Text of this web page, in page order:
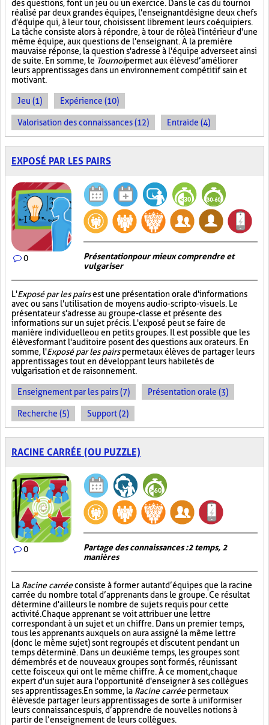
des questions, font un jeu ou un exercice. Dans le cas du tournoi
réalisé par deux grandes équipes, l'enseignant désigne deux chefs
d'équipe qui, à leur tour, choisissent librement leurs coéquipiers.
La tâche consiste alors à répondre, à tour de rôle à l'intérieur d'une
même équipe, aux questions de l'enseignant. À la première
mauvaise réponse, la question s'adresse à l'équipe adverse et ainsi
de suite. En somme, le Tournoipermet aux élèves d’améliorer
leurs apprentissages dans un environnement compétitif sain et
motivant.
Jeu (1) Expérience (10)
Valorisation des connaissances (12) Entraide (4)
EXPOSÉ PAR LES PAIRS
0
Présentation pour mieux comprendre et
vulgariser
L'Exposé par les pairsest une présentation orale d'informations
avec ou sans l'utilisation de moyens audio-scripto-visuels. Le
présentateur s'adresse au groupe-classe et présente des
informations sur un sujet précis. L'exposé peut se faire de
manière individuelle ou en petits groupes. Il est possible que les
élèves formant l'auditoire posent des questions aux orateurs. En
somme, l'Exposé par les pairspermet aux élèves de partager leurs
apprentissages tout en développant leurs habiletés de
vulgarisation et de raisonnement.
Enseignement par les pairs (7) Présentation orale (3)
Recherche (5) Support (2)
RACINE CARRÉE (OU PUZZLE)
0
Partage des connaissances : 2 temps, 2
manières
La Racine carréeconsiste à former autant d’équipes que la racine
carrée du nombre total d’apprenants dans le groupe. Ce résultat
détermine d'ailleurs le nombre de sujets requis pour cette
activité. Chaque apprenant se voit attribuer une lettre
correspondant à un sujet et un chiffre. Dans un premier temps,
tous les apprenants auxquels on aura assigné la même lettre
(donc le même sujet) sont regroupés et discutent pendant un
temps déterminé. Dans un deuxième temps, les groupes sont
démembrés et de nouveaux groupes sont formés, réunissant
cette fois ceux qui ont le même chiffre. À ce moment, chaque
expert d'un sujet aura l'opportunité d'enseigner à ses collègues
ses apprentissages. En somme, la Racine carréepermet aux
élèves de partager leurs apprentissages de sorte à uniformiser
leurs connaissances puis, d’apprendre de nouvelles notions à
partir de l’enseignement de leurs collègues.